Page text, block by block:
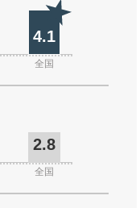
4.1
全国
2.8
全国